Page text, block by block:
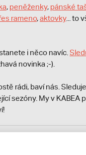
, peněženky, pánské
rameno,aktovky... to
i něco navíc. S
novinka ;-).
rádi, baví nás.
sezóny. My v KABEA
zaevidovat přijatou